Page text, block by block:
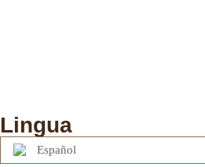
Lingua
Español